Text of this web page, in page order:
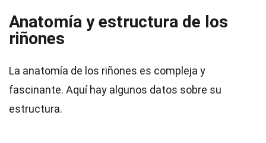
Anatomía y estructura de los
riñones
La anatomía de los riñones es compleja y
fascinante. Aquí hay algunos datos sobre su
estructura.